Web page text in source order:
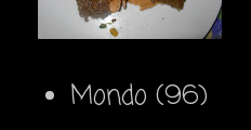
Mondo (96)